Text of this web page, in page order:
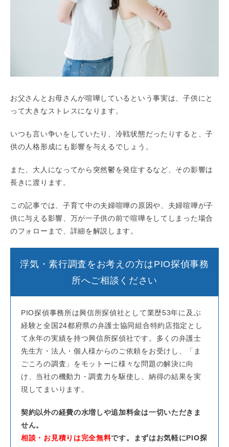
お父さんとお母さんが喧嘩しているという事実は、子供にと
って大きなストレスになります。
いつも言い争いをしていたり、冷戦状態だったりすると、子
供の人格形成にも影響を与えるでしょう。
また、大人になってから突然鬱を発症するなど、その影響は
長きに渡ります。
この記事では、子育て中の夫婦喧嘩の原因や、夫婦喧嘩が子
供に与える影響、万が一子供の前で喧嘩をしてしまった場合
のフォローまで、詳細を解説します。
浮気・素行調査をお考えの方はPIO探偵事務
所へご相談ください
PIO探偵事務所は興信所探偵社として業歴53年に及ぶ
経験と全国24都府県の弁護士協同組合特約店指定とし
て永年の実績を持つ興信所探偵社です。多くの弁護士
先生方・法人・個人様からのご依頼をお受けし、「ま
ごころの調査」をモットーに様々な問題の解決に向
け、当社の機動力・調査力を駆使し、納得の結果を実
現してまいります。
契約以外の経費の水増しや追加料金は一切いただきま
せん。
相談・お見積りは完全無料です。まずはお気軽にPIO探